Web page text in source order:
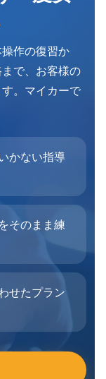
作の復習か
で、お客様の
。マイカーで
かない指導
そのまま練
せたプラン